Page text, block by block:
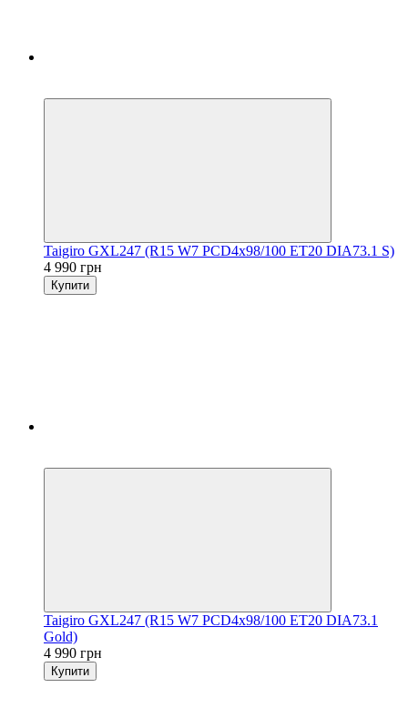
Taigiro GXL247 (R15 W7 PCD4x98/100 ET20 DIA73.1 S)
4 990 грн
Купити
Taigiro GXL247 (R15 W7 PCD4x98/100 ET20 DIA73.1
Gold)
4 990 грн
Купити